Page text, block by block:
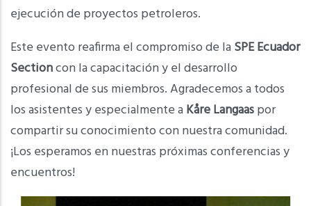
ejecución de proyectos petroleros.
Este evento reafirma el compromiso de laSPE Ecuador
Sectioncon la capacitación y el desarrollo
profesional de sus miembros. Agradecemos a todos
los asistentes y especialmente aKåre Langaaspor
compartir su conocimiento con nuestra comunidad.
¡Los esperamos en nuestras próximas conferencias y
encuentros!